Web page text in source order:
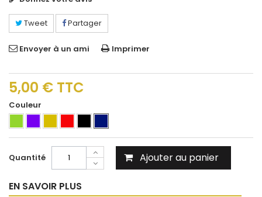
Tweet Partager
Envoyer à un ami Imprimer
5,00 € TTC
Couleur
Quantité Ajouter au panier
EN SAVOIR PLUS